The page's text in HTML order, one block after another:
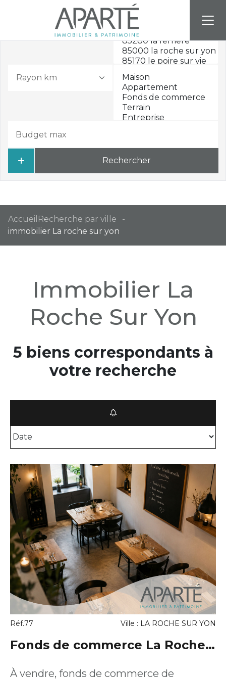
Rayon km
Rechercher
Accueil Recherche par ville
immobilier La roche sur yon
Immobilier La
Roche Sur Yon
5 biens correspondants à
votre recherche
Réf.77 Ville : LA ROCHE SUR YON
Fonds de commerce La Roche
Sur Yon
À vendre, fonds de commerce de